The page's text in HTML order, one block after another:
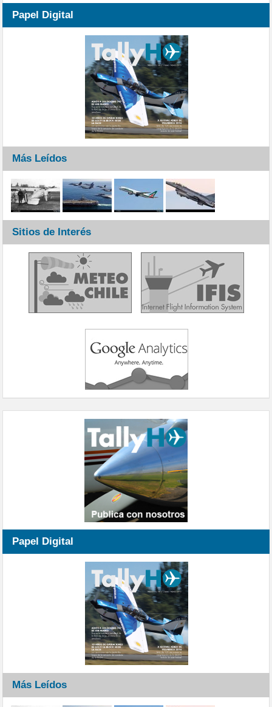
Papel Digital
Más Leídos
Sitios de Interés
Papel Digital
Más Leídos